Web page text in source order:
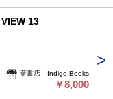
13
藍書店 Indigo Books
￥8,000